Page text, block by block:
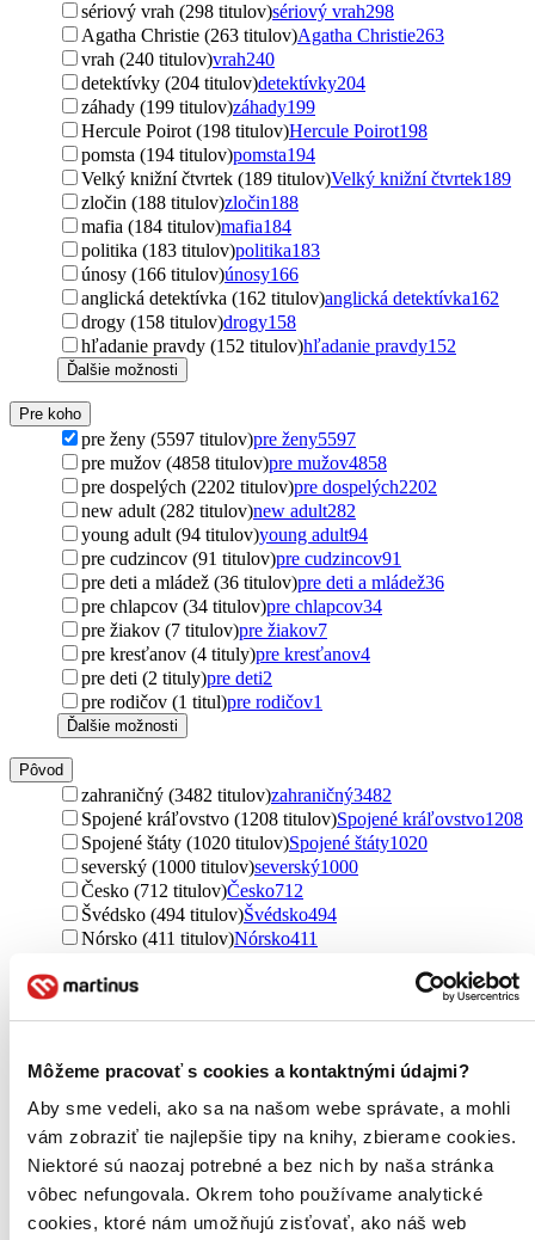
Môžeme pracovať s cookies a kontaktnými údajmi?
Aby sme vedeli, ako sa na našom webe správate, a mohli
vám zobraziť tie najlepšie tipy na knihy, zbierame cookies.
Niektoré sú naozaj potrebné a bez nich by naša stránka
vôbec nefungovala. Okrem toho používame analytické
cookies, ktoré nám umožňujú zisťovať, ako náš web
sériový vrah (298 titulov)sériový vrah298
Agatha Christie (263 titulov)Agatha Christie263
vrah (240 titulov)vrah240
detektívky (204 titulov)detektívky204
záhady (199 titulov)záhady199
Hercule Poirot (198 titulov)Hercule Poirot198
pomsta (194 titulov)pomsta194
Velký knižní čtvrtek (189 titulov)Velký knižní čtvrtek189
zločin (188 titulov)zločin188
mafia (184 titulov)mafia184
politika (183 titulov)politika183
únosy (166 titulov)únosy166
anglická detektívka (162 titulov)anglická detektívka162
drogy (158 titulov)drogy158
hľadanie pravdy (152 titulov)hľadanie pravdy152
Ďalšie možnosti
Pre koho
pre ženy (5597 titulov)pre ženy5597
pre mužov (4858 titulov)pre mužov4858
pre dospelých (2202 titulov)pre dospelých2202
new adult (282 titulov)new adult282
young adult (94 titulov)young adult94
pre cudzincov (91 titulov)pre cudzincov91
pre deti a mládež (36 titulov)pre deti a mládež36
pre chlapcov (34 titulov)pre chlapcov34
pre žiakov (7 titulov)pre žiakov7
pre kresťanov (4 tituly)pre kresťanov4
pre deti (2 tituly)pre deti2
pre rodičov (1 titul)pre rodičov1
Ďalšie možnosti
Pôvod
zahraničný (3482 titulov)zahraničný3482
Spojené kráľovstvo (1208 titulov)Spojené kráľovstvo1208
Spojené štáty (1020 titulov)Spojené štáty1020
severský (1000 titulov)severský1000
Česko (712 titulov)Česko712
Švédsko (494 titulov)Švédsko494
Nórsko (411 titulov)Nórsko411
Írsko (145 titulov)
Dánsko (38 titulov)Dánsko 38
Taliansko (38 titulov)Taliansko 38
Island (36 titulov)Island36
Fínsko (30 titulov)
Fínsko
Austrália (27 titulov)Austrália27
Japonsko (23 titulov)Japonsko23
Poľsko (16 titulov)Poľsko 16